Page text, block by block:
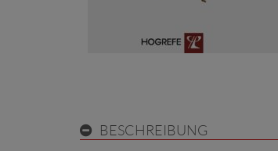
BESCHREIBUNG